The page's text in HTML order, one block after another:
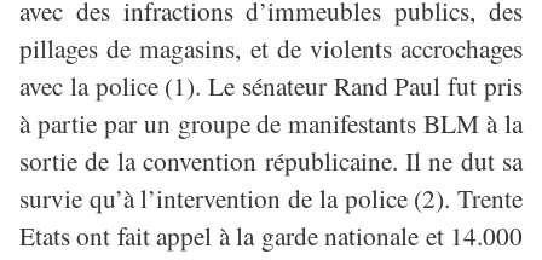
avec des infractions d’immeubles publics, des
pillages de magasins, et de violents accrochages
avec la police (1). Le sénateur Rand Paul fut pris
à partie par un groupe de manifestants BLM à la
sortie de la convention républicaine. Il ne dut sa
survie qu’à l’intervention de la police (2). Trente
Etats ont fait appel à la garde nationale et 14.000